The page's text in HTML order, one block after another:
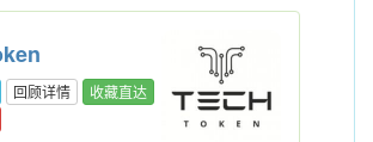
回顾详情
收藏直达